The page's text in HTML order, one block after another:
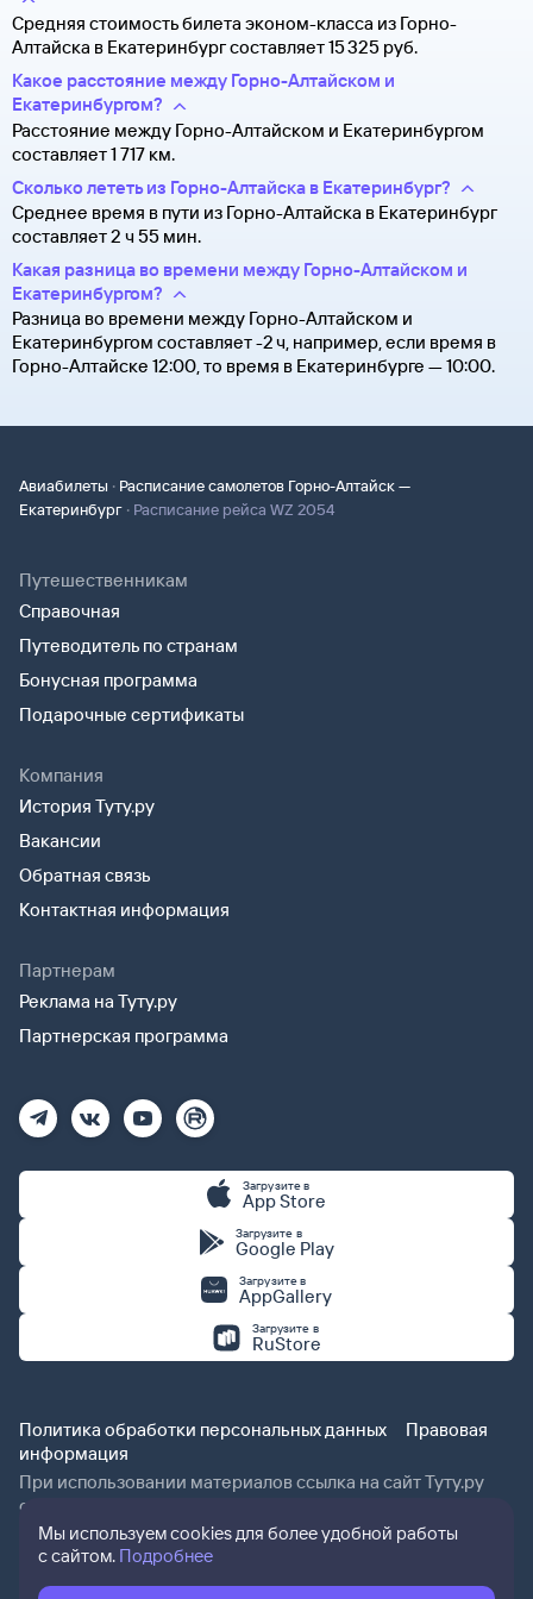
Средняя стоимость билета эконом-класса из Горно-
Алтайска в Екатеринбург составляет 15 ⁠325 руб.
Какое расстояние между Горно-Алтайском и
Екатеринбургом?
Расстояние между Горно-Алтайском и Екатеринбургом
составляет 1 717 км.
Сколько лететь из Горно-Алтайска в Екатеринбург?
Среднее время в пути из Горно-Алтайска в Екатеринбург
составляет 2 ч 55 мин.
Какая разница во времени между Горно-Алтайском и
Екатеринбургом?
Разница во времени между Горно-Алтайском и
Екатеринбургом составляет -2 ч, например, если время в
Горно-Алтайске 12:00, то время в Екатеринбурге — 10:00.
Авиабилеты · Расписание самолетов Горно-Алтайск —
Екатеринбург · Расписание рейса WZ 2054
Путешественникам
Справочная
Путеводитель по странам
Бонусная программа
Подарочные сертификаты
Компания
История Туту.ру
Вакансии
Обратная связь
Контактная информация
Партнерам
Реклама на Туту.ру
Партнерская программа
Загрузите в
App Store
Загрузите в
Google Play
Загрузите в
AppGallery
Загрузите в
RuStore
Политика обработки персональных данных
Правовая
информация
При использовании материалов ссылка на сайт Туту.ру
обязательна.
Мы используем cookies для более удобной работы
с сайтом. Подробнее